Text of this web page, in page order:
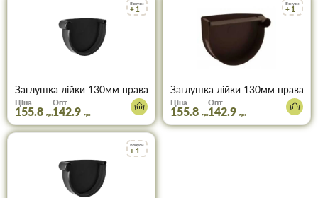
Бонуси
+ 1
Заглушка лійки 130мм права Rainway графіт
Ціна
155.8 грн
Опт
142.9 грн
Бонуси
+ 1
Заглушка лійки 130мм права
Ціна
155.8 грн
Опт
142.9 грн
Бонуси
+ 1